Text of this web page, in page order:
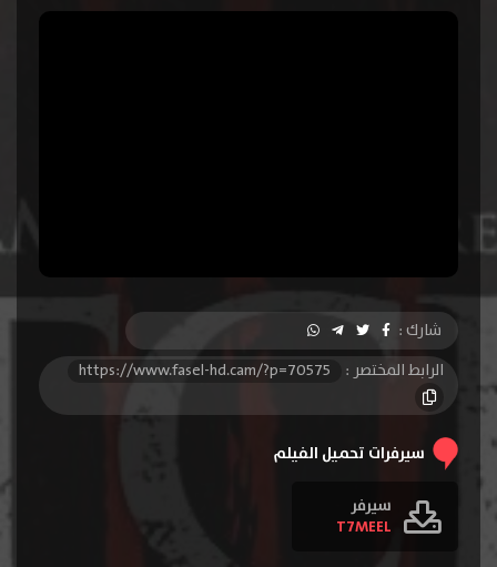
شارك :
الرابط المختصر :
https://www.fasel-hd.cam/?p=70575
سيرفرات تحميل الفيلم
سيرفر
T7MEEL